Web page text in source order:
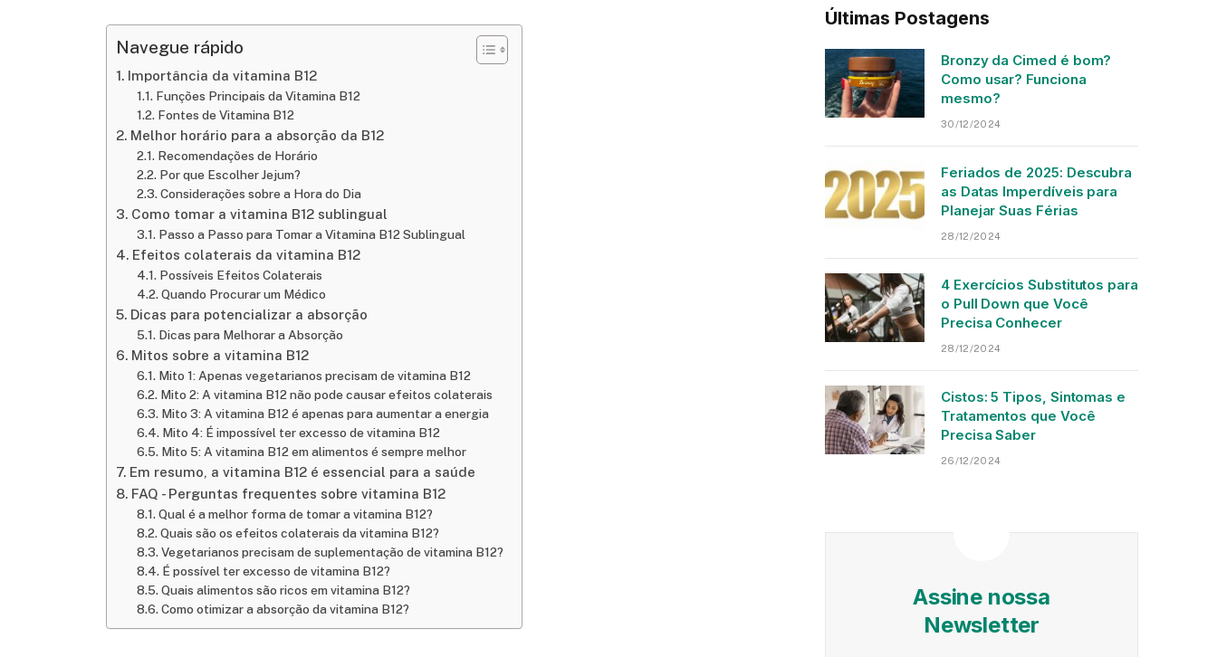
Navegue rápido
Importância da vitamina B12
Funções Principais da Vitamina B12
Fontes de Vitamina B12
Melhor horário para a absorção da B12
Recomendações de Horário
Por que Escolher Jejum?
Considerações sobre a Hora do Dia
Como tomar a vitamina B12 sublingual
Passo a Passo para Tomar a Vitamina B12 Sublingual
Efeitos colaterais da vitamina B12
Possíveis Efeitos Colaterais
Quando Procurar um Médico
Dicas para potencializar a absorção
Dicas para Melhorar a Absorção
Mitos sobre a vitamina B12
Mito 1: Apenas vegetarianos precisam de vitamina B12
Mito 2: A vitamina B12 não pode causar efeitos colaterais
Mito 3: A vitamina B12 é apenas para aumentar a energia
Mito 4: É impossível ter excesso de vitamina B12
Mito 5: A vitamina B12 em alimentos é sempre melhor
Em resumo, a vitamina B12 é essencial para a saúde
FAQ - Perguntas frequentes sobre vitamina B12
Qual é a melhor forma de tomar a vitamina B12?
Quais são os efeitos colaterais da vitamina B12?
Vegetarianos precisam de suplementação de vitamina B12?
É possível ter excesso de vitamina B12?
Quais alimentos são ricos em vitamina B12?
Como otimizar a absorção da vitamina B12?
Últimas Postagens
Bronzy da Cimed é bom?
Como usar? Funciona
mesmo?
30/12/2024
Feriados de 2025: Descubra
as Datas Imperdíveis para
Planejar Suas Férias
28/12/2024
4 Exercícios Substitutos para
o Pull Down que Você
Precisa Conhecer
28/12/2024
Cistos: 5 Tipos, Sintomas e
Tratamentos que Você
Precisa Saber
26/12/2024
Assine nossa
Newsletter